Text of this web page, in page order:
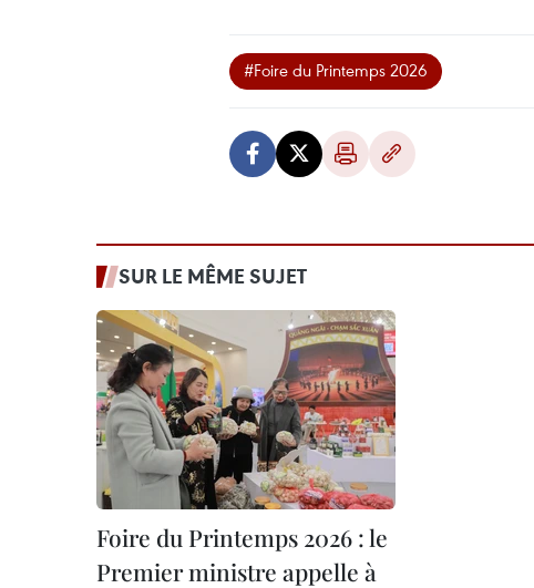
#Foire du Printemps 2026
SUR LE MÊME SUJET
Foire du Printemps 2026 : le
Premier ministre appelle à